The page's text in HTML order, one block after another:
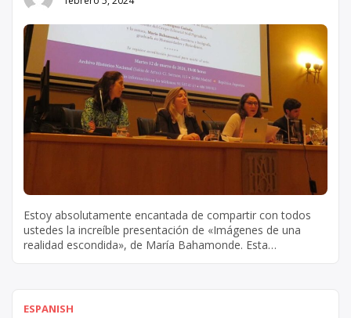
Estoy absolutamente encantada de compartir con todos
ustedes la increíble presentación de «Imágenes de una
realidad escondida», de María Bahamonde. Esta
profundidades de las emociones y experiencias humanas.
ESPANISH